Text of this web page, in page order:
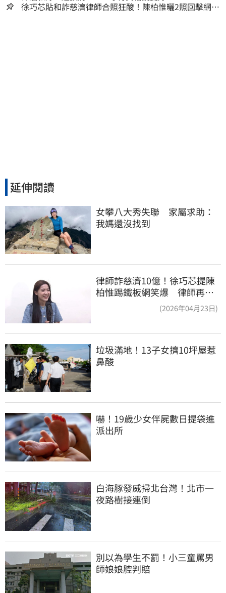
徐巧芯貼和詐慈濟律師合照狂酸！陳柏惟曬2照回擊網笑
延伸閱讀
女攀八大秀失聯　家屬求助：
我媽還沒找到
律師詐慈濟10億！徐巧芯提陳
柏惟踢鐵板網笑爆 律師再曬1
(2026年04月23日)
垃圾滿地！13子女擠10坪屋惹
鼻酸
嚇！19歲少女伴屍數日提袋進
派出所
白海豚發威掃北台灣！北市一
夜路樹接連倒
別以為學生不罰！小三童罵男
師娘娘腔判賠